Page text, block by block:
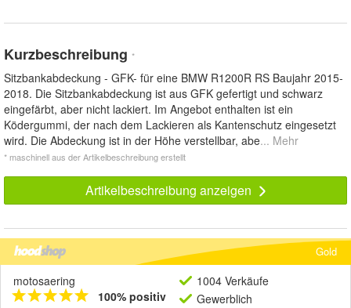
Kurzbeschreibung *
Sitzbankabdeckung - GFK- für eine BMW R1200R RS Baujahr 2015-
2018. Die Sitzbankabdeckung ist aus GFK gefertigt und schwarz
eingefärbt, aber nicht lackiert. Im Angebot enthalten ist ein
Ködergummi, der nach dem Lackieren als Kantenschutz eingesetzt
wird. Die Abdeckung ist in der Höhe verstellbar, abe... Mehr
* maschinell aus der Artikelbeschreibung erstellt
Artikelbeschreibung anzeigen
Gold
motosaering
100% positiv
1004 Verkäufe
Gewerblich